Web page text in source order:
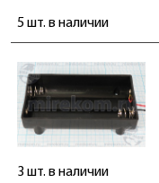
5 шт. в наличии
3 шт. в наличии